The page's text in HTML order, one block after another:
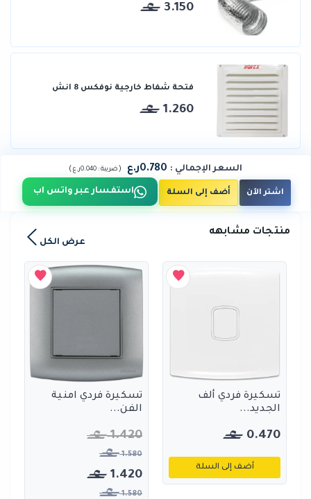
3.150
فتحة شفاط خارجية نوفكس 8 انش
1.260
السعر الإجمالي : 0.780ر.ع ( ضريبة : 0.040ر.ع )
اشتر الآن أضف إلى السلة استفسار عبر واتس اب
منتجات مشابهه
عرض الكل
تسكيرة فردي ألف
الجديد...
0.470
أضف إلى السلة
تسكيرة فردي امنية
الفن...
1.420
1.580
1.420
1.580